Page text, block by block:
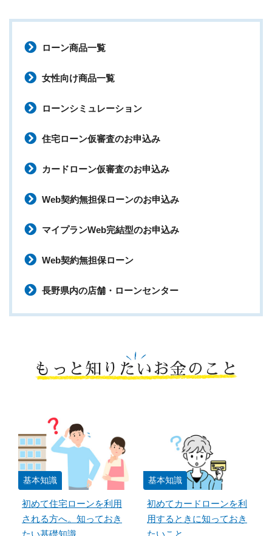
ローン商品一覧
女性向け商品一覧
ローンシミュレーション
住宅ローン仮審査のお申込み
カードローン仮審査のお申込み
Web契約無担保ローンのお申込み
マイプランWeb完結型のお申込み
Web契約無担保ローン
長野県内の店舗・ローンセンター
もっと知りたいお金のこと
基本知識
初めて住宅ローンを利用
される方へ。知っておき
基本知識
初めてカードローンを利
用するときに知っておき